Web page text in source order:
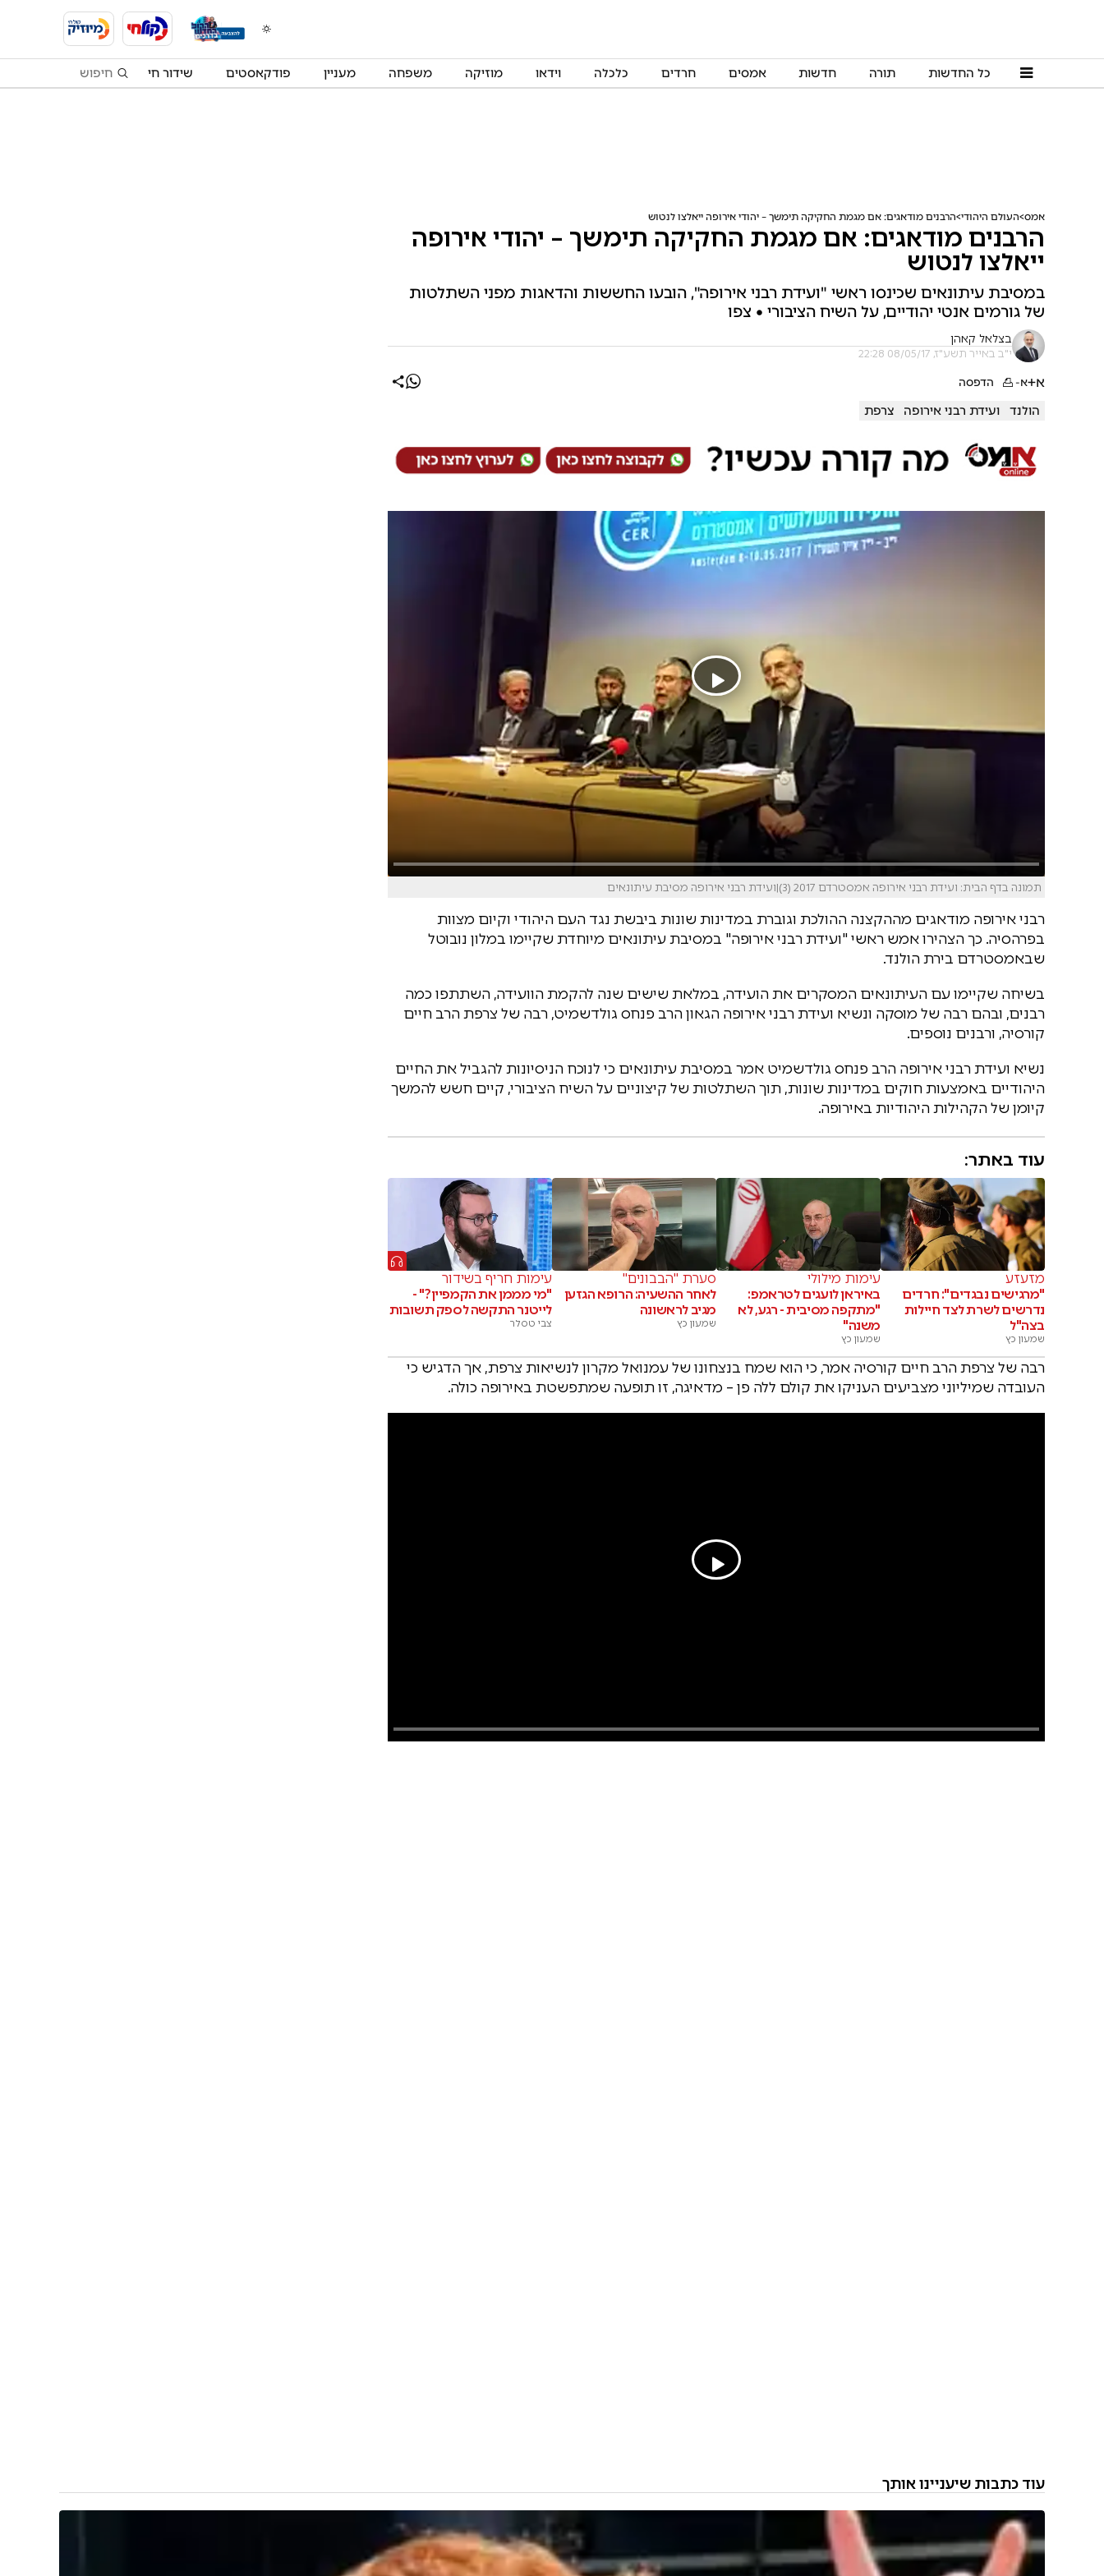
כל החדשות תורה חדשות אמסים חרדים כלכלה וידאו מוזיקה משפחה מעניין פודקאסטים שידור חי
אמס העולם היהודי הרבנים מודאגים: אם מגמת החקיקה תימשך – יהודי אירופה ייאלצו לנטוש
הרבנים מודאגים: אם מגמת החקיקה תימשך – יהודי אירופה
ייאלצו לנטוש
במסיבת עיתונאים שכינסו ראשי "ועידת רבני אירופה", הובעו החששות והדאגות מפני השתלטות
של גורמים אנטי יהודיים, על השיח הציבורי • צפו
בצלאל קאהן
י"ב באייר תשע"ז, 08/05/17 22:28
א+א- הדפסה
הולנד ועידת רבני אירופה צרפת
תמונה בדף הבית: ועידת רבני אירופה אמסטרדם 2017 (3)|ועידת רבני אירופה מסיבת עיתונאים
רבני אירופה מודאגים מההקצנה ההולכת וגוברת במדינות שונות ביבשת נגד העם היהודי וקיום מצוות
בפרהסיה. כך הצהירו אמש ראשי "ועידת רבני אירופה" במסיבת עיתונאים מיוחדת שקיימו במלון נובוטל
שבאמסטרדם בירת הולנד.
בשיחה שקיימו עם העיתונאים המסקרים את הועידה, במלאת שישים שנה להקמת הוועידה, השתתפו כמה
רבנים, ובהם רבה של מוסקה ונשיא ועידת רבני אירופה הגאון הרב פנחס גולדשמיט, רבה של צרפת הרב חיים
קורסיה, ורבנים נוספים.
נשיא ועידת רבני אירופה הרב פנחס גולדשמיט אמר במסיבת עיתונאים כי לנוכח הניסיונות להגביל את החיים
היהודיים באמצעות חוקים במדינות שונות, תוך השתלטות של קיצוניים על השיח הציבורי, קיים חשש להמשך
קיומן של הקהילות היהודיות באירופה.
עוד באתר:
מזעזע
"מרגישים נבגדים": חרדים
נדרשים לשרת לצד חיילות
בצה"ל
שמעון כץ
עימות מילולי
באיראן לועגים לטראמפ:
"מתקפה מסיבית - רגע, לא
משנה"
שמעון כץ
סערת "הבבונים"
לאחר ההשעיה: הרופא הגזען
מגיב לראשונה
שמעון כץ
עימות חריף בשידור
"מי מממן את הקמפיין?" -
לייטנר התקשה לספק תשובות
צבי טסלר
רבה של צרפת הרב חיים קורסיה אמר, כי הוא שמח בנצחונו של עמנואל מקרון לנשיאות צרפת, אך הדגיש כי
העובדה שמיליוני מצביעים העניקו את קולם ללה פן – מדאיגה, זו תופעה שמתפשטת באירופה כולה.
עוד כתבות שיעניינו אותך